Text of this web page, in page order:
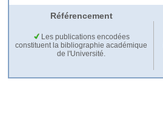
Référencement
Les publications encodées
constituent la bibliographie académique
de l'Université.